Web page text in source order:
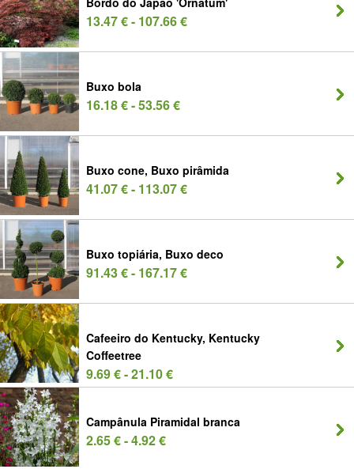
13.47 € - 107.66 €
Buxo bola
16.18 € - 53.56 €
Buxo cone, Buxo pirâmida
41.07 € - 113.07 €
Buxo topiária, Buxo deco
91.43 € - 167.17 €
Cafeeiro do Kentucky, Kentucky
Coffeetree
9.69 € - 21.10 €
Campânula Piramidal branca
2.65 € - 4.92 €